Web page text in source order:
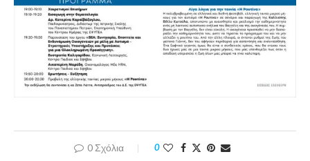
0 Σχόλια 0